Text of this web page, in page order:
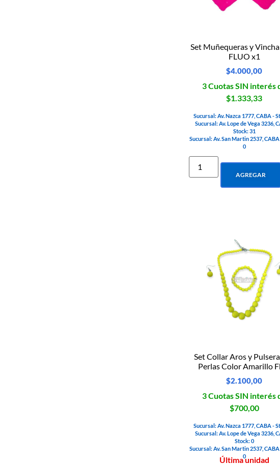
Set Muñequeras y
FLUO x1
$4.000,00
3 Cuotas SIN interés
$1.333,33
Sucursal: Av. Nazca 1777, CABA -
Sucursal: Av. Lope de Vega 3236,
Stock: 31
Sucursal: Av. San Martin 2537,
0
AGREGAR
Set Collar Aros y
Perlas Color Amarillo
$2.100,00
3 Cuotas SIN interés
$700,00
Sucursal: Av. Nazca 1777, CABA -
Sucursal: Av. Lope de Vega 3236,
Stock: 0
Sucursal: Av. San Martin 2537,
0
Última unidad